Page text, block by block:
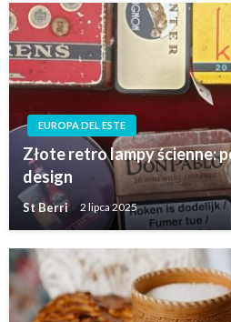
EUROPA DEL ESTE
Złote retro lampy ścienne:
design
St Berri 2 lipca 2025